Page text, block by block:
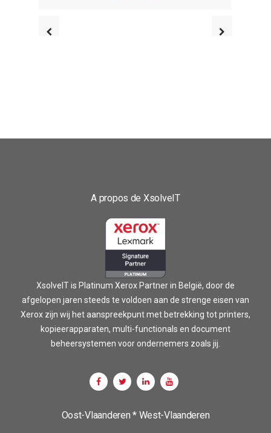
A propos de XsolveIT
XsolveIT is Platinum Xerox Partner in België, door de
afgelopen jaren steeds te voldoen aan de strenge eisen van
Xerox zijn wij het aanspreekpunt met betrekking tot printers,
kopieerapparaten, multi-functionals en document
beheersystemen voor ondernemers zoals jij.
Oost-Vlaanderen * West-Vlaanderen